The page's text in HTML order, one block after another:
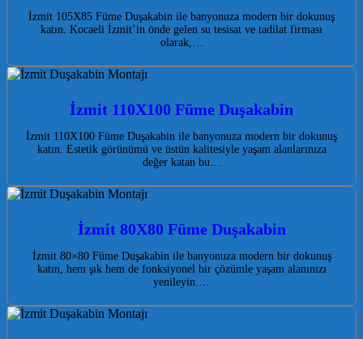
İzmit 105X85 Füme Duşakabin ile banyonuza modern bir dokunuş
katın. Kocaeli İzmit’in önde gelen su tesisat ve tadilat firması
olarak,…
İzmit 110X100 Füme Duşakabin
İzmit 110X100 Füme Duşakabin ile banyonuza modern bir dokunuş
katın. Estetik görünümü ve üstün kalitesiyle yaşam alanlarınıza
değer katan bu…
İzmit 80X80 Füme Duşakabin
İzmit 80×80 Füme Duşakabin ile banyonuza modern bir dokunuş
katın, hem şık hem de fonksiyonel bir çözümle yaşam alanınızı
yenileyin.…